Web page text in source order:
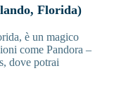
Florida)
è un magico
come Pandora –
dove potrai